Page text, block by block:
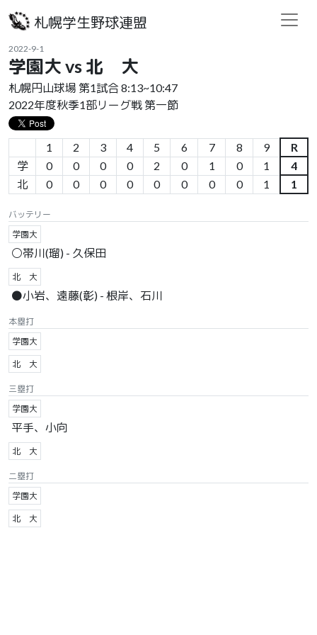
札幌学生野球連盟
2022-9-1
学園大 vs 北 大
札幌円山球場 第1試合 8:13~10:47
2022年度秋季1部リーグ戦 第一節
1 2 3 4 5 6 7 8 9
R
学
0 0 0 0 2 0 1 0 1
4
北
0 0 0 0 0 0 0 0 1 1
バッテリー
学園大
⚪️帯川(瑠) - 久保田
北 大
⚫️小岩、遠藤(彰) - 根岸、石川
本塁打
学園大
北 大
三塁打
学園大
平手、小向
北 大
二塁打
学園大
北 大